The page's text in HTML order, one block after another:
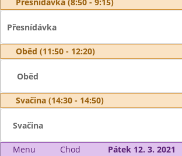
Přesnídávka
Oběd (11:50 - 12:20)
Oběd
Svačina (14:30 - 14:50)
Svačina
Menu Chod
Pátek 12. 3. 2021